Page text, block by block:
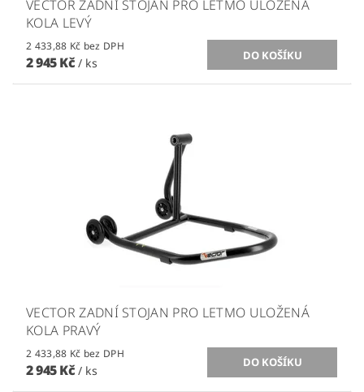
VECTOR ZADNÍ STOJAN PRO LETMO ULOŽENÁ
KOLA LEVÝ
2 433,88 Kč bez DPH
2 945 Kč / ks
VECTOR ZADNÍ STOJAN PRO LETMO ULOŽENÁ
KOLA PRAVÝ
2 433,88 Kč bez DPH
2 945 Kč / ks